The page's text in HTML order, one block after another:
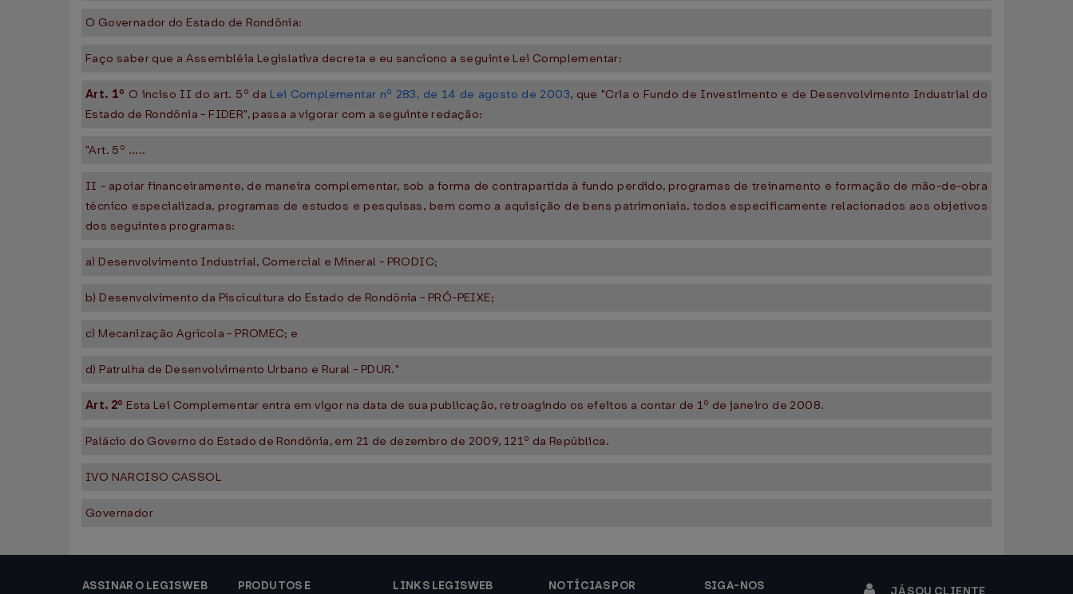
O Governador do Estado de Rondônia:
Faço saber que a Assembléia Legislativa decreta e eu sanciono a seguinte Lei Complementar:
Art. 1º O inciso II do art. 5º da Lei Complementar nº 283, de 14 de agosto de 2003, que "Cria o Fundo de Investimento e de Desenvolvimento Industrial do
Estado de Rondônia - FIDER", passa a vigorar com a seguinte redação:
"Art. 5º .....
II - apoiar financeiramente, de maneira complementar, sob a forma de contrapartida à fundo perdido, programas de treinamento e formação de mão-de-obra
técnico especializada, programas de estudos e pesquisas, bem como a aquisição de bens patrimoniais, todos especificamente relacionados aos objetivos
dos seguintes programas:
a) Desenvolvimento Industrial, Comercial e Mineral - PRODIC;
b) Desenvolvimento da Piscicultura do Estado de Rondônia - PRÓ-PEIXE;
c) Mecanização Agrícola - PROMEC; e
d) Patrulha de Desenvolvimento Urbano e Rural - PDUR."
Art. 2º Esta Lei Complementar entra em vigor na data de sua publicação, retroagindo os efeitos a contar de 1º de janeiro de 2008.
Palácio do Governo do Estado de Rondônia, em 21 de dezembro de 2009, 121º da República.
IVO NARCISO CASSOL
Governador
ASSINAR O LEGISWEB PRODUTOS E LINKS LEGISWEB NOTÍCIAS POR SIGA-NOS JÁ SOU CLIENTE